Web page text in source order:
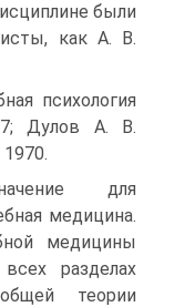
были
как А. В.
психология
Дулов А. В.
для
медицина.
медицины
разделах
теории